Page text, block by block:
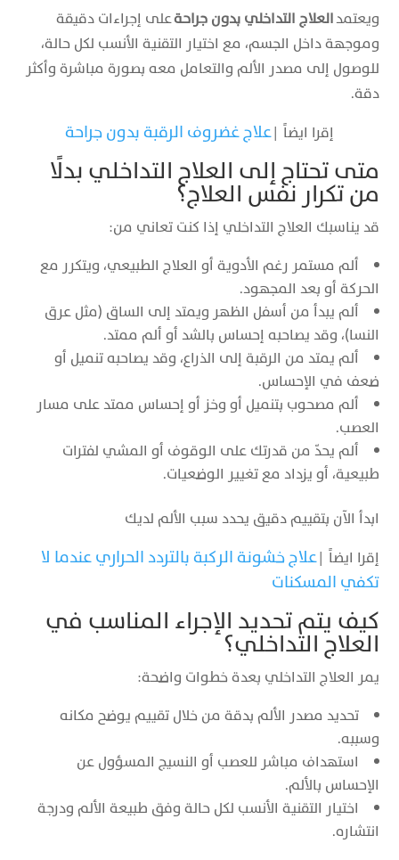
ويعتمدالعلاج التداخلي بدون جراحةعلى إجراءات دقيقة
وموجهة داخل الجسم، مع اختيار التقنية الأنسب لكل حالة،
للوصول إلى مصدر الألم والتعامل معه بصورة مباشرة وأكثر
دقة.
إقرا ايضاً |علاج غضروف الرقبة بدون جراحة
متى تحتاج إلى العلاج التداخلي بدلًا
من تكرار نفس العلاج؟
قد يناسبك العلاج التداخلي إذا كنت تعاني من:
ألم مستمر رغم الأدوية أو العلاج الطبيعي، ويتكرر مع
الحركة أو بعد المجهود.
ألم يبدأ من أسفل الظهر ويمتد إلى الساق (مثل عرق
النسا)، وقد يصاحبه إحساس بالشد أو ألم ممتد.
ألم يمتد من الرقبة إلى الذراع، وقد يصاحبه تنميل أو
ضعف في الإحساس.
ألم مصحوب بتنميل أو وخز أو إحساس ممتد على مسار
العصب.
ألم يحدّ من قدرتك على الوقوف أو المشي لفترات
طبيعية، أو يزداد مع تغيير الوضعيات.
ابدأ الآن بتقييم دقيق يحدد سبب الألم لديك
إقرا ايضاً |علاج خشونة الركبة بالتردد الحراري عندما لا
تكفي المسكنات
كيف يتم تحديد الإجراء المناسب في
العلاج التداخلي؟
يمر العلاج التداخلي بعدة خطوات واضحة:
تحديد مصدر الألم بدقة من خلال تقييم يوضح مكانه
وسببه.
استهداف مباشر للعصب أو النسيج المسؤول عن
الإحساس بالألم.
اختيار التقنية الأنسب لكل حالة وفق طبيعة الألم ودرجة
انتشاره.